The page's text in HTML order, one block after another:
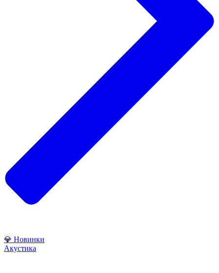
💎 Новинки
Акустика